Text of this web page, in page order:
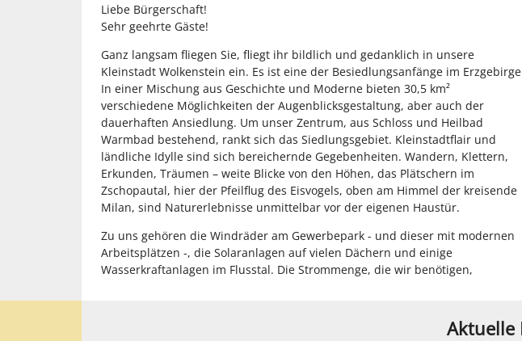
Liebe Bürgerschaft!
Sehr geehrte Gäste!
Ganz langsam fliegen Sie, fliegt ihr bildlich und gedanklich in unsere
Kleinstadt Wolkenstein ein. Es ist eine der Besiedlungsanfänge im
In einer Mischung aus Geschichte und Moderne bieten 30,5 km²
verschiedene Möglichkeiten der Augenblicksgestaltung, aber auch der
dauerhaften Ansiedlung. Um unser Zentrum, aus Schloss und Heilbad
Warmbad bestehend, rankt sich das Siedlungsgebiet. Kleinstadtflair und
ländliche Idylle sind sich bereichernde Gegebenheiten. Wandern, Klettern,
Erkunden, Träumen – weite Blicke von den Höhen, das Plätschern im
Zschopautal, hier der Pfeilflug des Eisvogels, oben am Himmel der kreisende
Milan, sind Naturerlebnisse unmittelbar vor der eigenen Haustür.
Zu uns gehören die Windräder am Gewerbepark - und dieser mit modernen
Arbeitsplätzen -, die Solaranlagen auf vielen Dächern und einige
Wasserkraftanlagen im Flusstal. Die Strommenge, die wir benötigen,
Aktuelle